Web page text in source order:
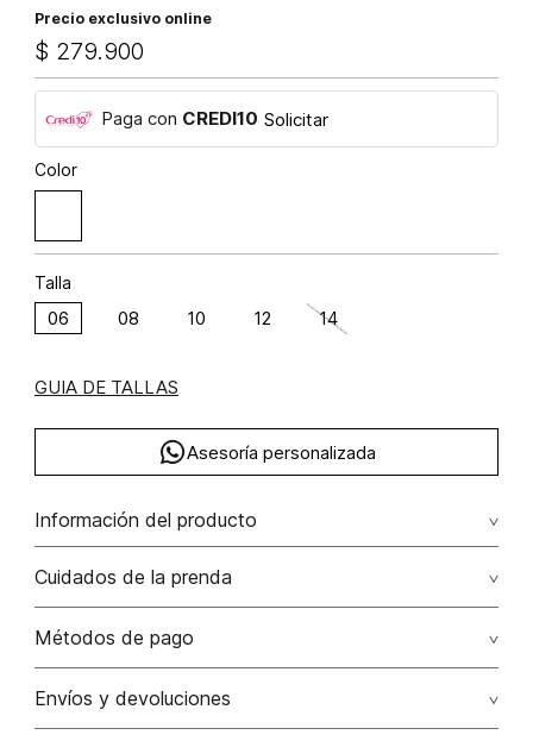
Precio exclusivo online
$ 279.900
Paga con CREDI10 Solicitar
Color
Talla
06 08 10 12 14
GUIA DE TALLAS
Asesoría personalizada
Información del producto
Short bermuda tiro alto lino 100% 100.00% lino/linen
Cuidados de la prenda
Lavar a mano por separado / no dejar en remojo / no
No usar lejia
Métodos de pago
Tarjetas de crédito: Visa, Dinners, Master Card y American
Envíos y devoluciones